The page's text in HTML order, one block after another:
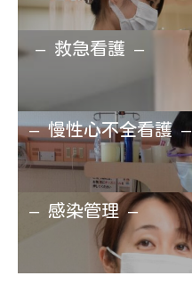
– 救急看護 –
– 慢性心不全看護 –
– 感染管理 –